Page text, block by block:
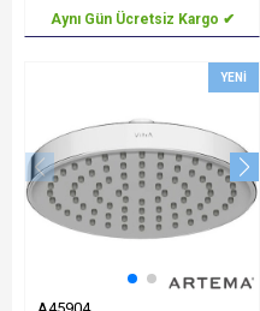
Aynı Gün Ücretsiz Kargo ✔
YENI